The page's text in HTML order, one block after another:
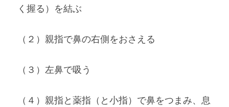
く握る）を結ぶ
（２）親指で鼻の右側をおさえる
（３）左鼻で吸う
（４）親指と薬指（と小指）で鼻をつまみ、息